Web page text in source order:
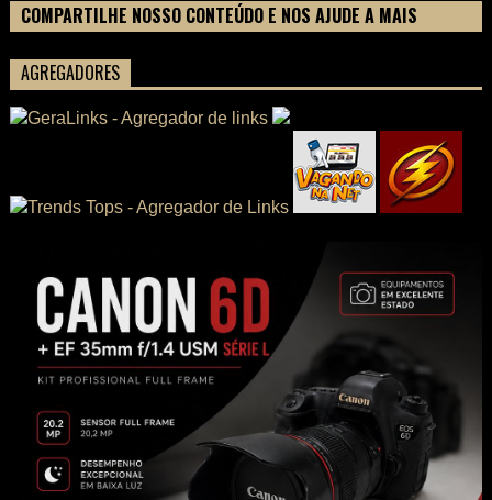
COMPARTILHE NOSSO CONTEÚDO E NOS AJUDE A MAIS
AGREGADORES